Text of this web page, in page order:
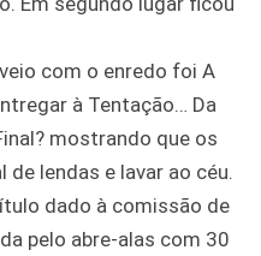
com o enredo foi A
à Tentação… Da
mostrando que os
lendas e lavar ao céu.
dado à comissão de
pelo abre-alas com 30